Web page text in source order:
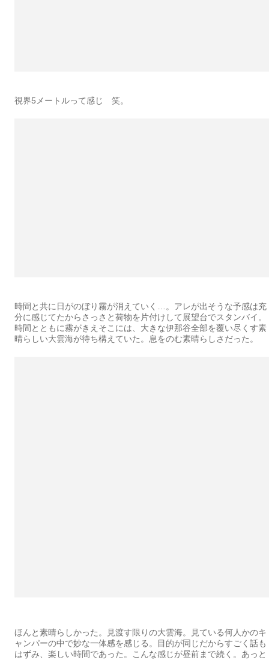
視界5メートルって感じ 笑。
時間と共に日がのぼり霧が消えていく…。アレが出そうな予感は充
分に感じてたからさっさと荷物を片付けして展望台でスタンバイ。
時間とともに霧がきえそこには、大きな伊那谷全部を覆い尽くす素
晴らしい大雲海が待ち構えていた。息をのむ素晴らしさだった。
ほんと素晴らしかった。見渡す限りの大雲海。見ている何人かのキ
ャンパーの中で妙な一体感を感じる。目的が同じだからすごく話も
はずみ、楽しい時間であった。こんな感じが昼前まで続く。あっと